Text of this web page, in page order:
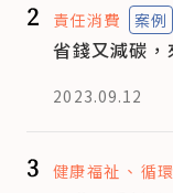
2 責任消費 案例
省錢又減碳，
2023.09.12
3 健康福祉 循